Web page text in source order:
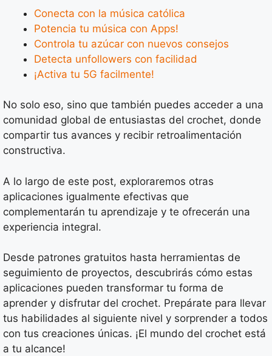
Conecta con la música católica
Potencia tu música con Apps!
Controla tu azúcar con nuevos consejos
Detecta unfollowers con facilidad
¡Activa tu 5G facilmente!
No solo eso, sino que también puedes acceder a una
comunidad global de entusiastas del crochet, donde
compartir tus avances y recibir retroalimentación
constructiva.
A lo largo de este post, exploraremos otras
aplicaciones igualmente efectivas que
complementarán tu aprendizaje y te ofrecerán una
experiencia integral.
Desde patrones gratuitos hasta herramientas de
seguimiento de proyectos, descubrirás cómo estas
aplicaciones pueden transformar tu forma de
aprender y disfrutar del crochet. Prepárate para llevar
tus habilidades al siguiente nivel y sorprender a todos
con tus creaciones únicas. ¡El mundo del crochet está
a tu alcance!